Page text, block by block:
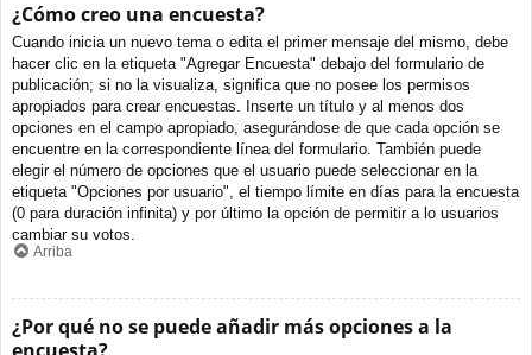
¿Cómo creo una encuesta?
Cuando inicia un nuevo tema o edita el primer mensaje del mismo, debe
hacer clic en la etiqueta "Agregar Encuesta" debajo del formulario de
publicación; si no la visualiza, significa que no posee los permisos
apropiados para crear encuestas. Inserte un título y al menos dos
opciones en el campo apropiado, asegurándose de que cada opción se
encuentre en la correspondiente línea del formulario. También puede
elegir el número de opciones que el usuario puede seleccionar en la
etiqueta "Opciones por usuario", el tiempo límite en días para la encuesta
(0 para duración infinita) y por último la opción de permitir a lo usuarios
cambiar su votos.
Arriba
¿Por qué no se puede añadir más opciones a la